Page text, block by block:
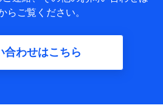
別、保険契約者と被保険者の関係、
品の内容、保険料、保険料のお支払
の種類や年齢などの情報などが含ま
の範囲】
らご覧ください。
合わせはこちら